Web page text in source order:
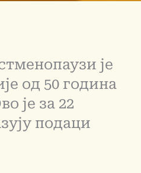
је
од 50 година
је за 22
подаци